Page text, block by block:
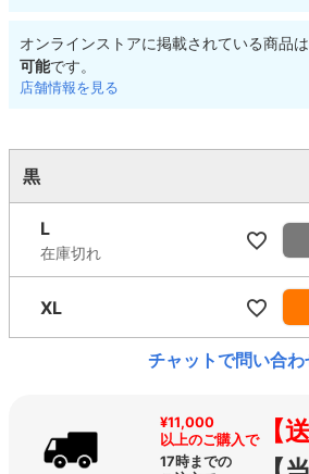
オンラインストアに掲載されている商品
可能です。
店舗情報を見る
黒
L
在庫切れ
XL
チャットで問い合わ
¥11,000
以上のご購入で【
17時までの